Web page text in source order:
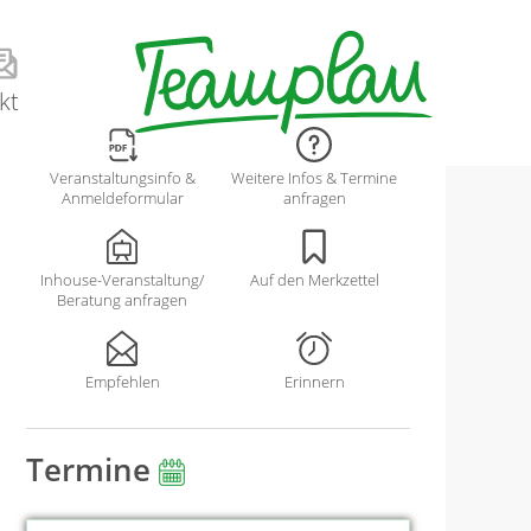
Veranstaltungsinfo &
Anmeldeformular
Weitere Infos & Termine
anfragen
Inhouse-Veranstaltung/
Beratung anfragen
Auf den Merkzettel
Empfehlen Erinnern
Termine